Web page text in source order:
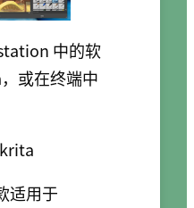
中的软
或在终端中
适用于